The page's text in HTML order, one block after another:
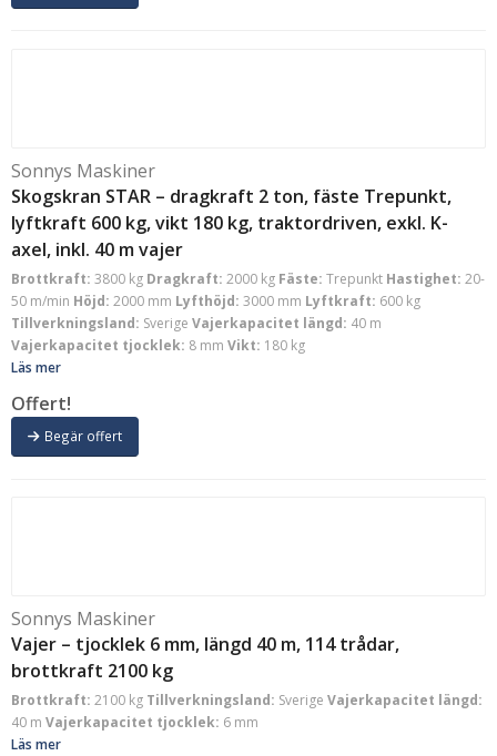
Sonnys Maskiner
Skogskran STAR – dragkraft 2 ton, fäste Trepunkt,
lyftkraft 600 kg, vikt 180 kg, traktordriven, exkl. K-
axel, inkl. 40 m vajer
Brottkraft: 3800 kg Dragkraft: 2000 kg Fäste: Trepunkt Hastighet: 20-
50 m/min Höjd: 2000 mm Lyfthöjd: 3000 mm Lyftkraft: 600 kg
Tillverkningsland: Sverige Vajerkapacitet längd: 40 m
Vajerkapacitet tjocklek: 8 mm Vikt: 180 kg
Läs mer
Offert!
Begär offert
Sonnys Maskiner
Vajer – tjocklek 6 mm, längd 40 m, 114 trådar,
brottkraft 2100 kg
Brottkraft: 2100 kg Tillverkningsland: Sverige Vajerkapacitet längd:
40 m Vajerkapacitet tjocklek: 6 mm
Läs mer